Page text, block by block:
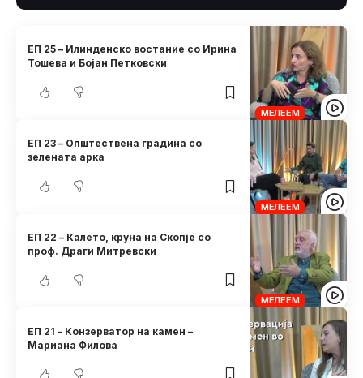
МЕЛЕЕМ
ЕП 25 – Илинденско востание со Ирина
Тошева и Бојан Петковски
МЕЛЕЕМ
ЕП 23 – Општествена градина со
зелената арка
МЕЛЕЕМ
ЕП 22 – Калето, круна на Скопје со
проф. Драги Митревски
ЕП 21 – Конзерватор на камен –
Мариана Филова